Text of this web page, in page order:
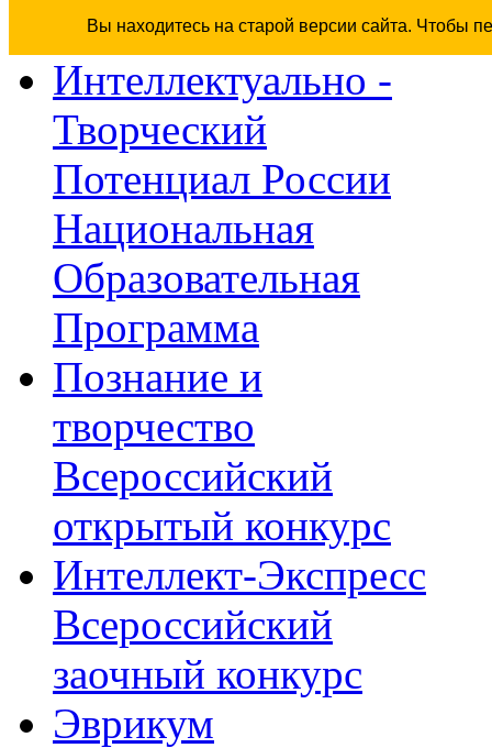
Вы находитесь на старой версии сайта. Чтобы
Интеллектуально -
Творческий
Потенциал России
Национальная
Образовательная
Программа
Познание и
творчество
Всероссийский
открытый конкурс
Интеллект-Экспресс
Всероссийский
заочный конкурс
Эврикум